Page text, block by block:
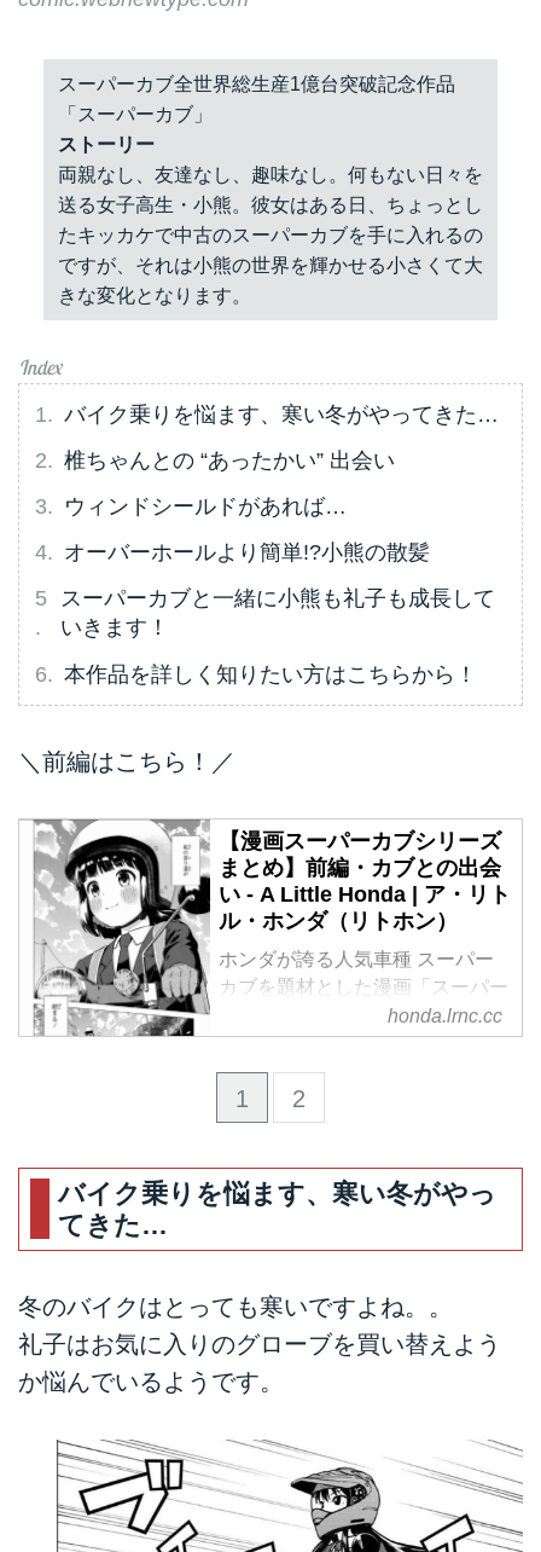
スーパーカブ全世界総生産1億台突破記念作品
「スーパーカブ」
ストーリー
両親なし、友達なし、趣味なし。何もない日々を
送る女子高生・小熊。彼女はある日、ちょっとし
たキッカケで中古のスーパーカブを手に入れるの
ですが、それは小熊の世界を輝かせる小さくて大
きな変化となります。
バイク乗りを悩ます、寒い冬がやってきた…
椎ちゃんとの “あったかい” 出会い
ウィンドシールドがあれば…
オーバーホールより簡単!?小熊の散髪
スーパーカブと一緒に小熊も礼子も成長して
いきます！
本作品を詳しく知りたい方はこちらから！
＼前編はこちら！／
【漫画スーパーカブシリーズ
まとめ】前編・カブとの出会
い - A Little Honda | ア・リト
ル・ホンダ（リトホン）
ホンダが誇る人気車種 スーパー
カブを題材とした漫画「スーパー
カブ」。2017年より毎月配信さ
れており、A Little Hondaでもご
紹介しています！バイクライフを
満喫する女子高生たちが、とにか
くほっこり可愛いんです‼︎ どこか
る姿にキュンとしたり…リトホン
読者からも注目を集める人気漫画
honda.lrnc.cc
1 2
バイク乗りを悩ます、寒い冬がやっ
てきた…
冬のバイクはとっても寒いですよね。。
礼子はお気に入りのグローブを買い替えよう
か悩んでいるようです。